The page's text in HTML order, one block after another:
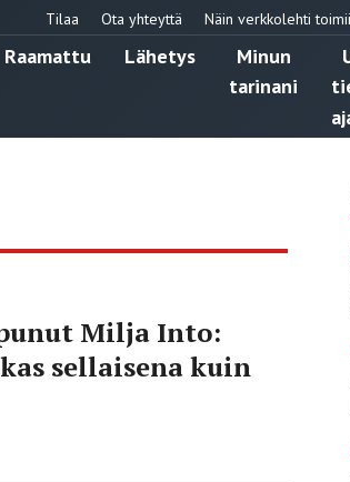
Tilaa Ota yhteyttä Näin verkkolehti toimii
Raamattu Lähetys
Minun
tarinani
Milja Into:
sellaisena kuin